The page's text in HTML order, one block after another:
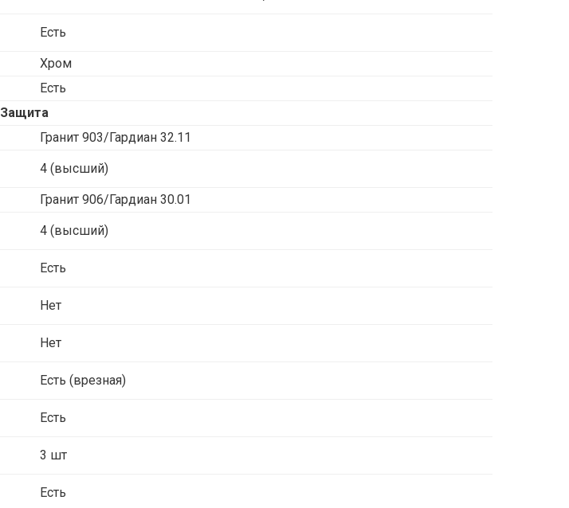
Есть
Хром
Есть
Защита
Гранит 903/Гардиан 32.11
4 (высший)
Гранит 906/Гардиан 30.01
4 (высший)
Есть
Нет
Нет
Есть (врезная)
Есть
3 шт
Есть